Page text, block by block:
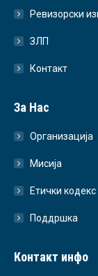
Ревизорски
ЗЛП
Контакт
За Нас
Организација
Мисија
Етички кодекс
Поддршка
Контакт инфо